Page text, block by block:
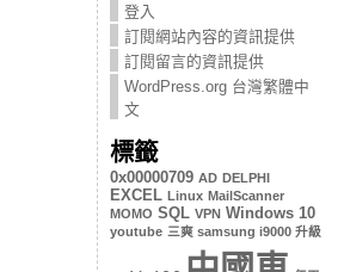
登入
訂閱網站內容的資訊提供
訂閱留言的資訊提供
WordPress.org 台灣繁體中
文
標籤
0x00000709 AD DELPHI
EXCEL Linux MailScanner
MOMO SQL VPN Windows 10
youtube 三爽 samsung i9000 升級